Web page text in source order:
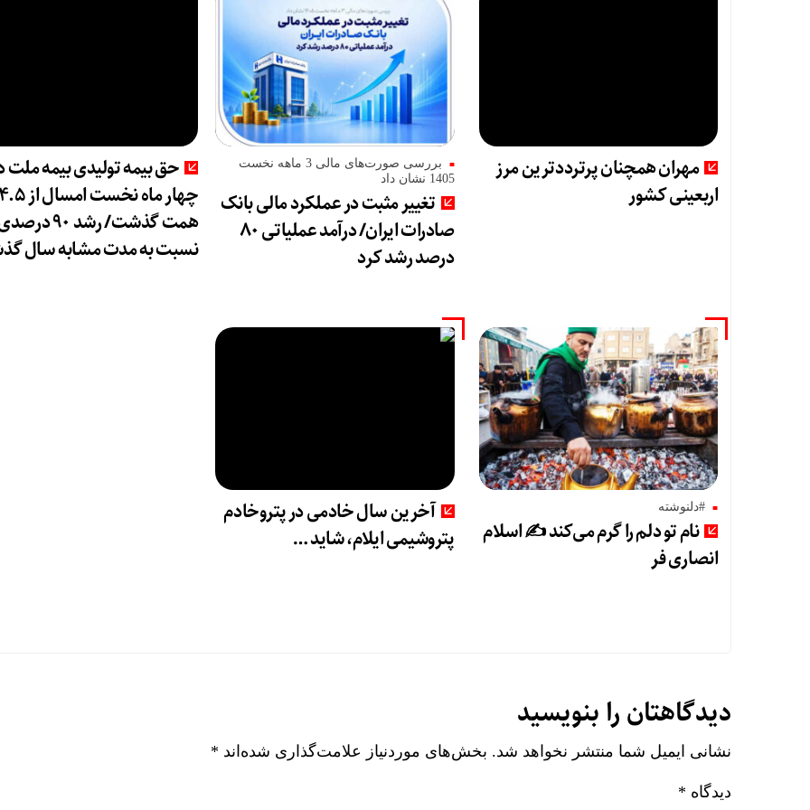
مهران همچنان پرترددترین مرز
اربعینی کشور
بررسی صورت‌های مالی 3 ماهه نخست
1405 نشان داد
تغییر مثبت در عملکرد مالی بانک
صادرات ایران/ درآمد عملیاتی ۸۰
درصد رشد کرد
حق بیمه تولیدی بیمه ملت
چهار ماه نخست
همت گذشت/ رشد ۹۰
نسبت به مدت مشابه سال
#دلنوشته
نام تو دلم را گرم می‌کند ✍️ اسلام
انصاری فر
آخرین سال خادمی در پتروخادم
پتروشیمی ایلام، شاید …
دیدگاهتان را بنویسید
نشانی ایمیل شما منتشر نخواهد شد. بخش‌های موردنیاز علامت‌گذاری شده‌اند *
دیدگاه *